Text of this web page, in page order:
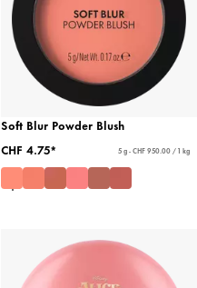
Soft Blur Powder Blush
CHF 4.75*
5 g - CHF 950.00 / 1 kg